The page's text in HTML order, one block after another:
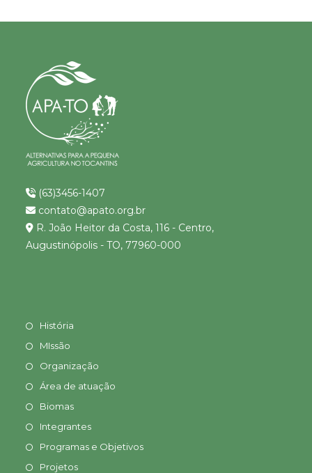
(63)3456-1407
contato@apato.org.br
R. João Heitor da Costa, 116 - Centro,
Augustinópolis - TO, 77960-000
História
MIssão
Organização
Área de atuação
Biomas
Integrantes
Programas e Objetivos
Projetos